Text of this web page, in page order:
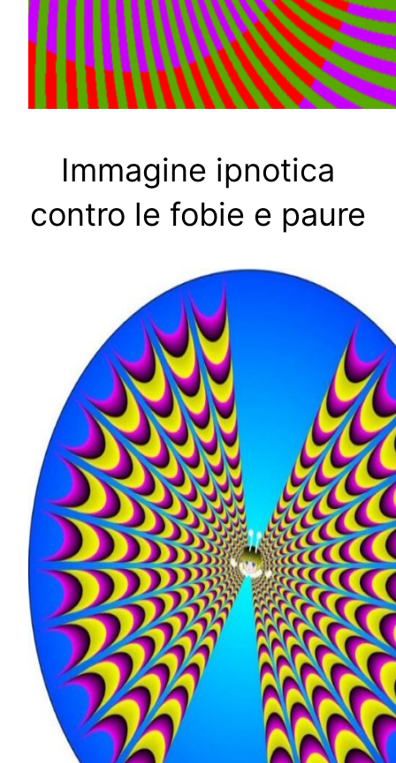
Immagine ipnotica
contro le fobie e paure